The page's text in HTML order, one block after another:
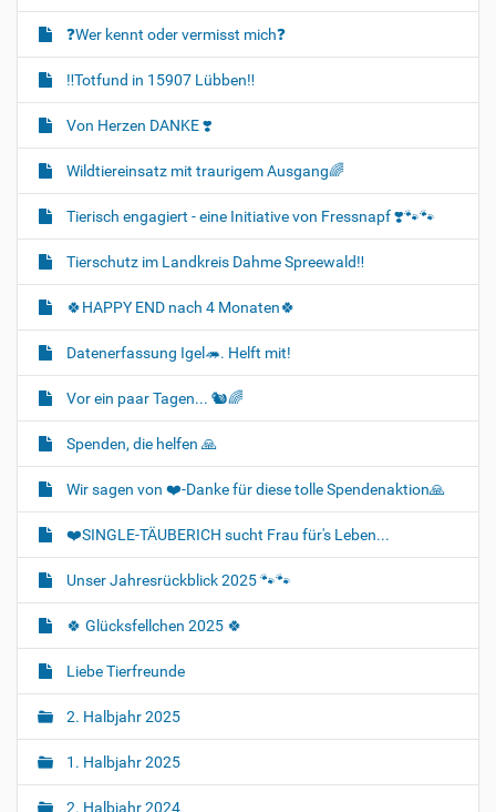
❓️Wer kennt oder vermisst mich❓️
‼️Totfund in 15907 Lübben‼️
Von Herzen DANKE ❣️
Wildtiereinsatz mit traurigem Ausgang🌈
Tierisch engagiert - eine Initiative von Fressnapf ❣️🐾🐾
Tierschutz im Landkreis Dahme Spreewald‼️
🍀HAPPY END nach 4 Monaten🍀
Datenerfassung Igel🦔. Helft mit!
Vor ein paar Tagen... 🐿🌈
Spenden, die helfen 🙏
Wir sagen von ❤️-Danke für diese tolle Spendenaktion🙏
❤️SINGLE-TÄUBERICH sucht Frau für's Leben...
Unser Jahresrückblick 2025 🐾🐾
🍀 Glücksfellchen 2025 🍀
Liebe Tierfreunde
2. Halbjahr 2025
1. Halbjahr 2025
2. Halbjahr 2024